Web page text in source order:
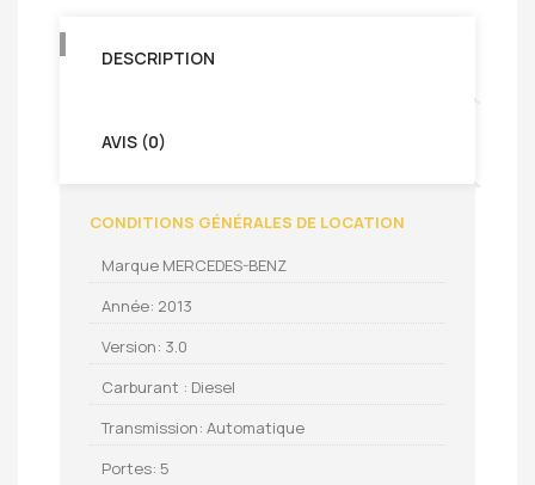
DESCRIPTION
AVIS (0)
CONDITIONS GÉNÉRALES DE LOCATION
Marque MERCEDES-BENZ
Année: 2013
Version: 3.0
Carburant : Diesel
Transmission: Automatique
Portes: 5